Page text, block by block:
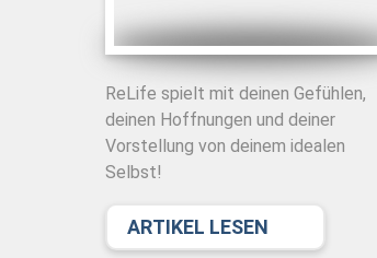
ReLife spielt mit deinen Gefühlen,
deinen Hoffnungen und deiner
Vorstellung von deinem idealen
Selbst!
ARTIKEL LESEN